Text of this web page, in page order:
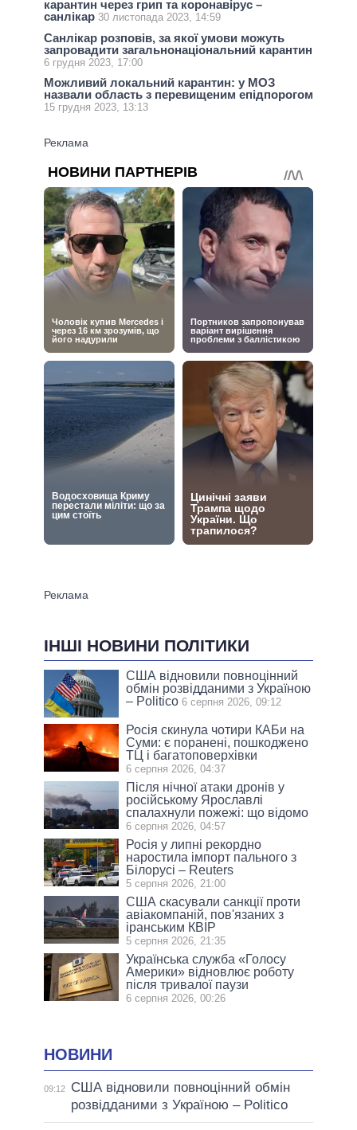
карантин через грип та коронавірус –
санлікар 30 листопада 2023, 14:59
Санлікар розповів, за якої умови можуть
запровадити загальнонаціональний карантин
6 грудня 2023, 17:00
Можливий локальний карантин: у МОЗ
назвали область з перевищеним епідпорогом
15 грудня 2023, 13:13
ІНШІ НОВИНИ ПОЛІТИКИ
США відновили повноцінний
обмін розвідданими з Україною
– Politico 6 серпня 2026, 09:12
Росія скинула чотири КАБи на
Суми: є поранені, пошкоджено
ТЦ і багатоповерхівки
6 серпня 2026, 04:37
Після нічної атаки дронів у
російському Ярославлі
спалахнули пожежі: що відомо
6 серпня 2026, 04:57
Росія у липні рекордно
наростила імпорт пального з
Білорусі – Reuters
5 серпня 2026, 21:00
США скасували санкції проти
авіакомпаній, пов'язаних з
іранським КВІР
5 серпня 2026, 21:35
Українська служба «Голосу
Америки» відновлює роботу
після тривалої паузи
6 серпня 2026, 00:26
НОВИНИ
09:12
США відновили повноцінний обмін
розвідданими з Україною – Politico